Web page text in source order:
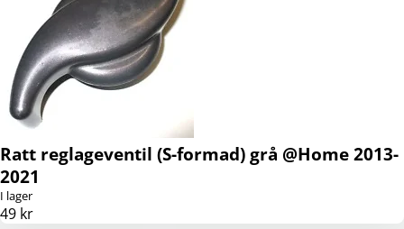
Ratt reglageventil (S-formad) grå @Home 2013-
2021
I lager
49 kr